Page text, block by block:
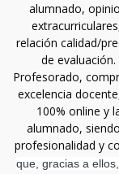
alumnado,
relación calidad/
de
Profesorado,
excelencia
100% online y
alumnado,
profesionalidad y
que, gracias a